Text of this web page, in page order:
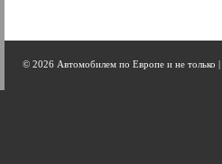
© 2026 Автомобилем по Европе и не только |